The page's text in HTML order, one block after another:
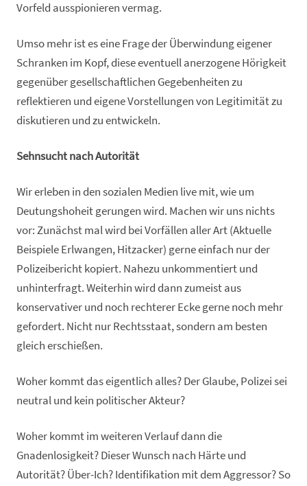
Vorfeld ausspionieren vermag.
Umso mehr ist es eine Frage der Überwindung eigener
Schranken im Kopf, diese eventuell anerzogene Hörigkeit
gegenüber gesellschaftlichen Gegebenheiten zu
reflektieren und eigene Vorstellungen von Legitimität zu
diskutieren und zu entwickeln.
Sehnsucht nach Autorität
Wir erleben in den sozialen Medien live mit, wie um
Deutungshoheit gerungen wird. Machen wir uns nichts
vor: Zunächst mal wird bei Vorfällen aller Art (Aktuelle
Beispiele Erlwangen, Hitzacker) gerne einfach nur der
Polizeibericht kopiert. Nahezu unkommentiert und
unhinterfragt. Weiterhin wird dann zumeist aus
konservativer und noch rechterer Ecke gerne noch mehr
gefordert. Nicht nur Rechtsstaat, sondern am besten
gleich erschießen.
Woher kommt das eigentlich alles? Der Glaube, Polizei sei
neutral und kein politischer Akteur?
Woher kommt im weiteren Verlauf dann die
Gnadenlosigkeit? Dieser Wunsch nach Härte und
Autorität? Über-Ich? Identifikation mit dem Aggressor? So